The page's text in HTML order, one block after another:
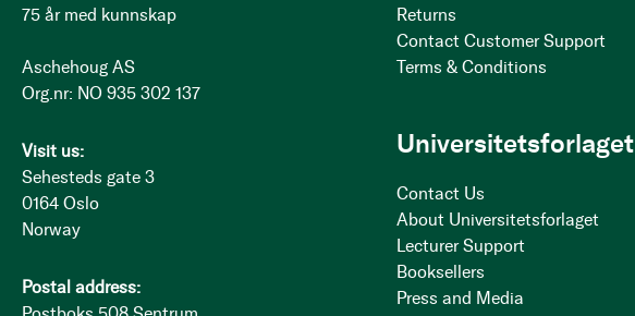
75 år med kunnskap
Aschehoug AS
Org.nr: NO 935 302 137
Visit us:
Sehesteds gate 3
0164 Oslo
Norway
Postal address:
Returns
Contact Customer Support
Terms & Conditions
Universitetsforlaget
Contact Us
About Universitetsforlaget
Lecturer Support
Booksellers
Press and Media